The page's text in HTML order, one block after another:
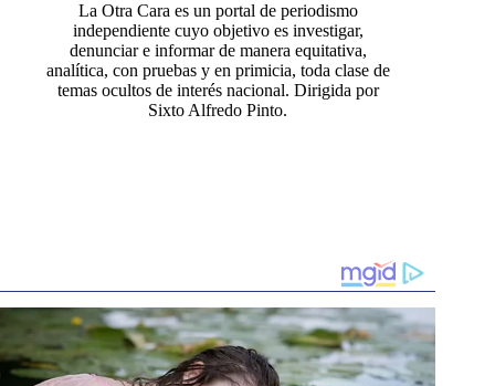
La Otra Cara es un portal de periodismo
independiente cuyo objetivo es investigar,
denunciar e informar de manera equitativa,
analítica, con pruebas y en primicia, toda clase de
temas ocultos de interés nacional. Dirigida por
Sixto Alfredo Pinto.